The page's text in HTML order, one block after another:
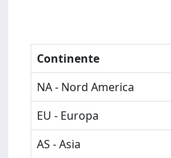
Continente
NA - Nord America
EU - Europa
AS - Asia